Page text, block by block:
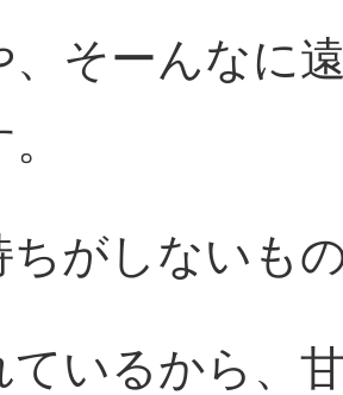
、そーんなに
ちがしないも
ているから、